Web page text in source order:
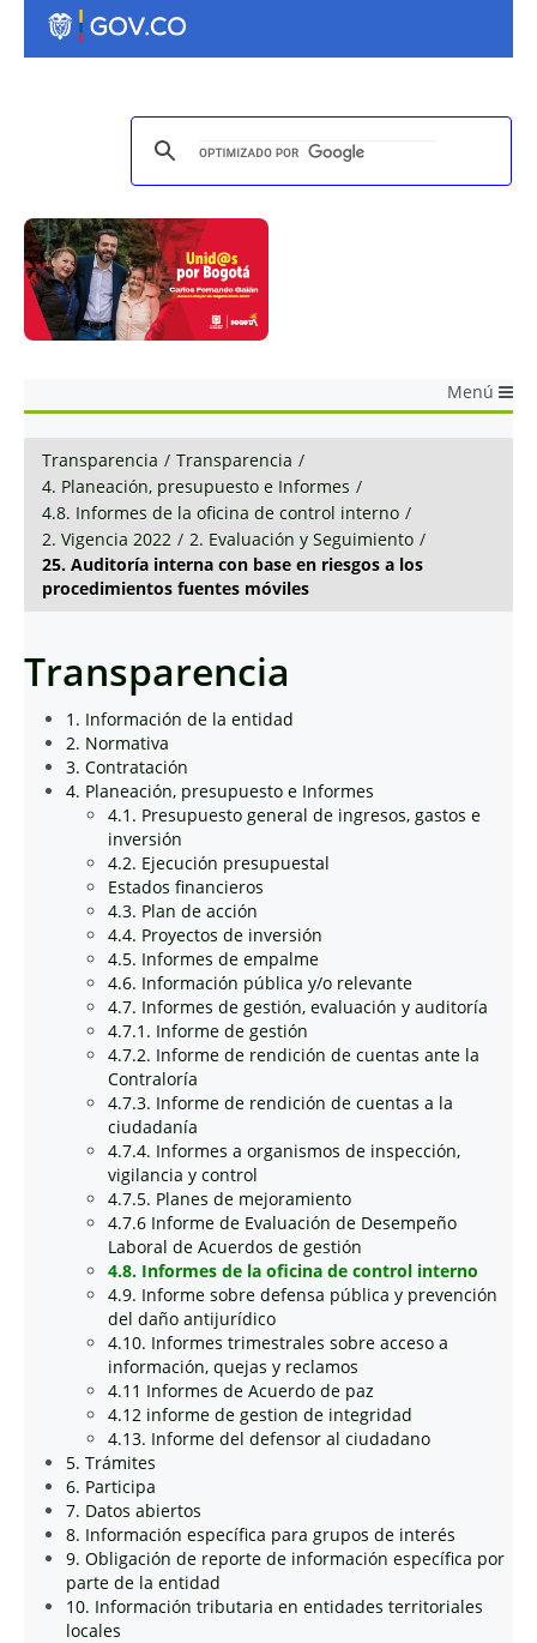
Menú
Transparencia / Transparencia /
4. Planeación, presupuesto e Informes /
4.8. Informes de la oficina de control interno /
2. Vigencia 2022 / 2. Evaluación y Seguimiento /
25. Auditoría interna con base en riesgos a los
procedimientos fuentes móviles
Transparencia
1. Información de la entidad
2. Normativa
3. Contratación
4. Planeación, presupuesto e Informes
4.1. Presupuesto general de ingresos, gastos e
inversión
4.2. Ejecución presupuestal
Estados financieros
4.3. Plan de acción
4.4. Proyectos de inversión
4.5. Informes de empalme
4.6. Información pública y/o relevante
4.7. Informes de gestión, evaluación y auditoría
4.7.1. Informe de gestión
4.7.2. Informe de rendición de cuentas ante la
Contraloría
4.7.3. Informe de rendición de cuentas a la
ciudadanía
4.7.4. Informes a organismos de inspección,
vigilancia y control
4.7.5. Planes de mejoramiento
4.7.6 Informe de Evaluación de Desempeño
Laboral de Acuerdos de gestión
4.8. Informes de la oficina de control interno
4.9. Informe sobre defensa pública y prevención
del daño antijurídico
4.10. Informes trimestrales sobre acceso a
información, quejas y reclamos
4.11 Informes de Acuerdo de paz
4.12 informe de gestion de integridad
4.13. Informe del defensor al ciudadano
5. Trámites
6. Participa
7. Datos abiertos
8. Información específica para grupos de interés
9. Obligación de reporte de información específica por
parte de la entidad
10. Información tributaria en entidades territoriales
locales